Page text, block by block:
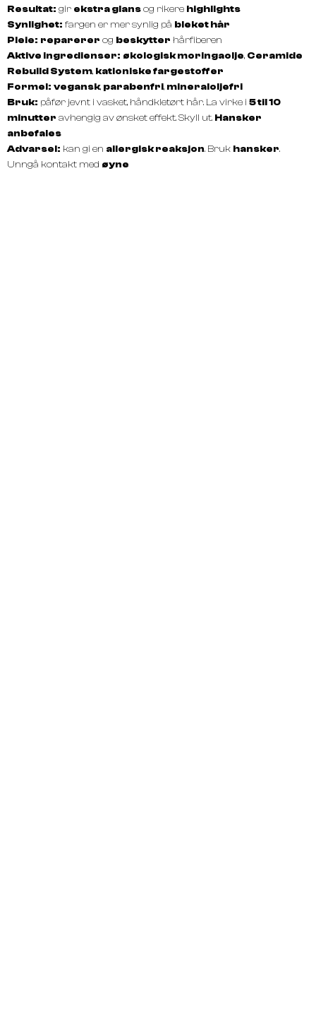
Resultat: gir ekstra glansog rikere highlights
Synlighet: fargen er mer synlig på bleket hår
Pleie: reparerer og beskytter hårfiberen
Aktive ingredienser: økologisk moringaolje, Ceramide
Rebuild System, kationiske fargestoffer
Formel: vegansk, parabenfri, mineraloljefri
Bruk: påfør jevnt i vasket, håndkletørt hår. La virke i 5 til 10
minutter avhengig av ønsket effekt. Skyll ut. Hansker
anbefales
Advarsel: kan gi en allergisk reaksjon. Bruk hansker.
Unngå kontakt med øyne